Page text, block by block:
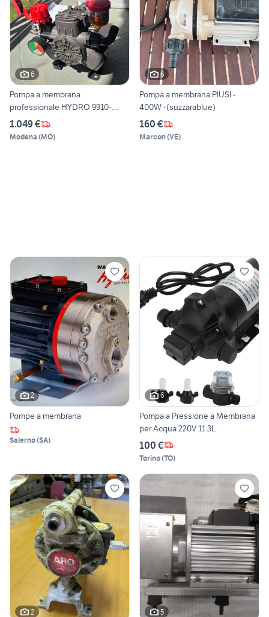
6
Pompa a membrana
professionale HYDRO 9910-
D403GRGI
1.049 €
Modena (MO)
6
Pompa a membrana PIUSI -
400W -(suzzarablue)
160 €
Marcon(VE)
2
Pompe a membrana
Salerno(SA)
6
Pompa a Pressione a Membrana
per Acqua 220V 11.3L
100 €
Torino(TO)
2 5